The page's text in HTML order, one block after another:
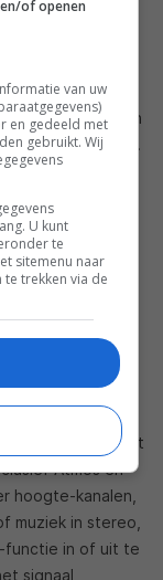
zaak, want
laat in een rijhuis
knop drukken en
is ons advies.
Voor onze
UBD-K8500
we zeker
dit: we
zorgt dat
alsof er
niet zeggen
met
toestel verwerkt
Atmos en
hoogte-kanalen,
muziek in stereo,
functie in of uit te
signaal
of openen
van uw
en gedeeld met
gebruikt. Wij
U kunt
te
sitemenu naar
trekken via de